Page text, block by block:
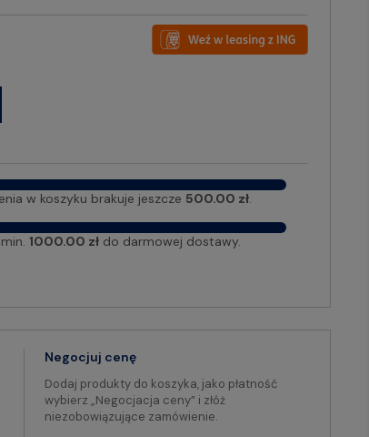
w koszyku brakuje jeszcze 500.00 zł.
1000.00 złdo darmowej dostawy.
Negocjuj cenę
Dodaj produkty do koszyka, jako płatność
wybierz „Negocjacja ceny” i złóż
niezobowiązujące zamówienie.